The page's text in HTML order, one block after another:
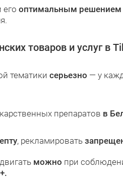
его оптимальным решением
товаров и услуг в
тематики серьезно — у
препаратов в
, рекламировать
можно при